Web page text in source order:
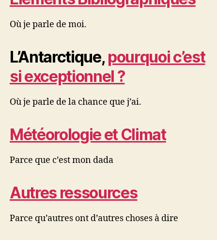
Où je parle de moi.
L’Antarctique, pourquoi c’est
si exceptionnel ?
Où je parle de la chance que j’ai.
Météorologie et Climat
Parce que c’est mon dada
Autres ressources
Parce qu’autres ont d’autres choses à dire